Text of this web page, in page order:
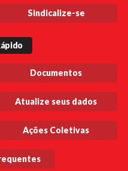
Sindicalize-se
Documentos
Atualize seus dados
Ações Coletivas